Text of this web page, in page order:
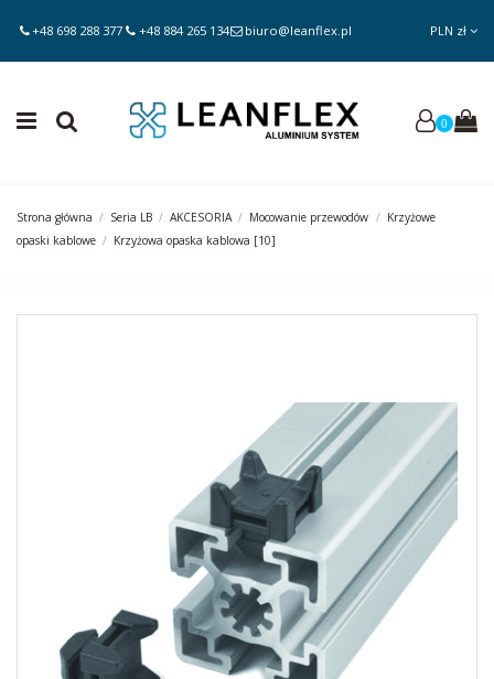
+48 698 288 377 +48 884 265 134 biuro@leanflex.pl PLN zł
0
Strona główna Seria LB AKCESORIA Mocowanie przewodów
Krzyżowe
opaski kablowe
Krzyżowa opaska kablowa [10]